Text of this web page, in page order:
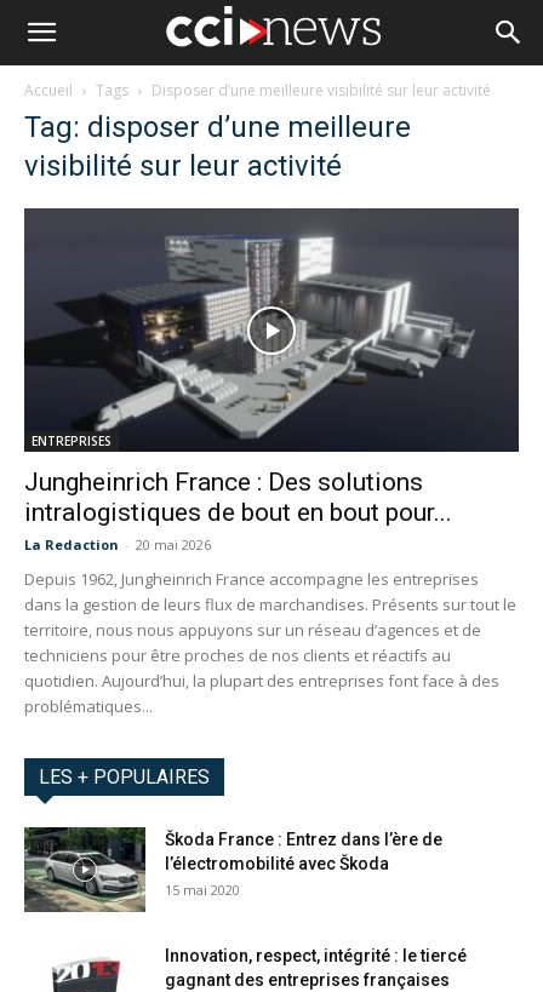
Accueil Tags Disposer d’une meilleure visibilité sur leur activité
Tag: disposer d’une meilleure
visibilité sur leur activité
ENTREPRISES
Jungheinrich France : Des solutions
intralogistiques de bout en bout pour...
La Redaction - 20 mai 2026
Depuis 1962, Jungheinrich France accompagne les entreprises
dans la gestion de leurs flux de marchandises. Présents sur tout le
territoire, nous nous appuyons sur un réseau d’agences et de
techniciens pour être proches de nos clients et réactifs au
quotidien. Aujourd’hui, la plupart des entreprises font face à des
problématiques...
LES + POPULAIRES
Škoda France : Entrez dans l’ère de
l’électromobilité avec Škoda
15 mai 2020
Innovation, respect, intégrité : le tiercé
gagnant des entreprises françaises